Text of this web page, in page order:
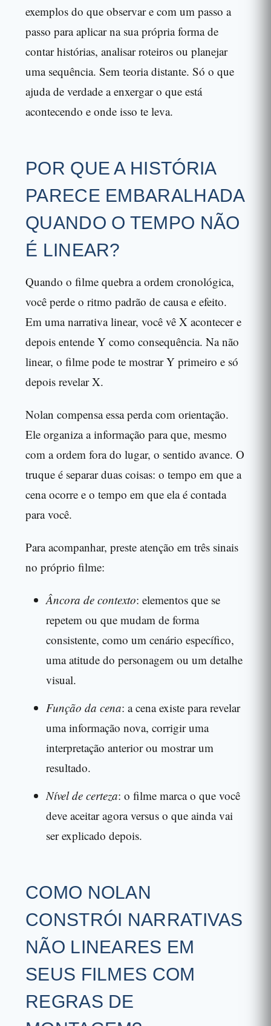
exemplos do que observar e com um passo a
passo para aplicar na sua própria forma de
contar histórias, analisar roteiros ou planejar
uma sequência. Sem teoria distante. Só o que
ajuda de verdade a enxergar o que está
acontecendo e onde isso te leva.
POR QUE A HISTÓRIA
PARECE EMBARALHADA
QUANDO O TEMPO NÃO
É LINEAR?
Quando o filme quebra a ordem cronológica,
você perde o ritmo padrão de causa e efeito.
Em uma narrativa linear, você vê X acontecer e
depois entende Y como consequência. Na não
linear, o filme pode te mostrar Y primeiro e só
depois revelar X.
Nolan compensa essa perda com orientação.
Ele organiza a informação para que, mesmo
com a ordem fora do lugar, o sentido avance. O
truque é separar duas coisas: o tempo em que a
cena ocorre e o tempo em que ela é contada
para você.
Para acompanhar, preste atenção em três sinais
no próprio filme:
Âncora de contexto: elementos que se
repetem ou que mudam de forma
consistente, como um cenário específico,
uma atitude do personagem ou um detalhe
visual.
Função da cena: a cena existe para revelar
uma informação nova, corrigir uma
interpretação anterior ou mostrar um
resultado.
Nível de certeza: o filme marca o que você
deve aceitar agora versus o que ainda vai
ser explicado depois.
COMO NOLAN
CONSTRÓI NARRATIVAS
NÃO LINEARES EM
SEUS FILMES COM
REGRAS DE